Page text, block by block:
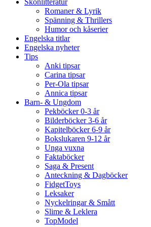
Skönlitteratur
Romaner & Lyrik
Spänning & Thrillers
Humor och kåserier
Engelska titlar
Engelska nyheter
Tips
Anki tipsar
Carina tipsar
Per-Ola tipsar
Annica tipsar
Barn- & Ungdom
Pekböcker 0-3 år
Bilderböcker 3-6 år
Kapitelböcker 6-9 år
Bokslukaren 9-12 år
Unga vuxna
Faktaböcker
Saga & Present
Anteckning & Dagböcker
FidgetToys
Leksaker
Nyckelringar & Smått
Slime & Leklera
TopModel